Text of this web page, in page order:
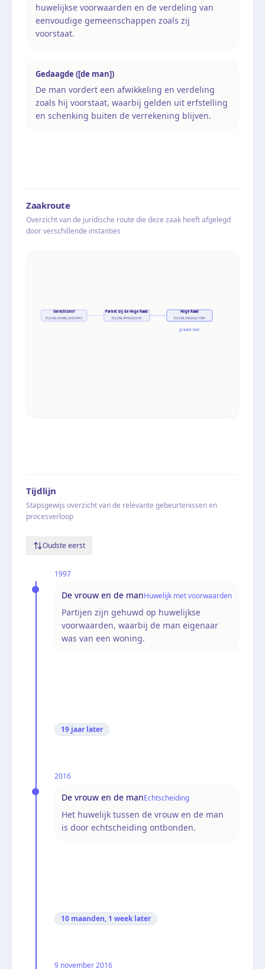
huwelijkse voorwaarden en de verdeling van
eenvoudige gemeenschappen zoals zij
voorstaat.
Gedaagde ([de man])
De man vordert een afwikkeling en verdeling
zoals hij voorstaat, waarbij gelden uit erfstelling
en schenking buiten de verrekening blijven.
Zaakroute
Overzicht van de juridische route die deze zaak heeft afgelegd
door verschillende instanties
Gerechtshof
ECLI:NL:GHARL:2020:9451
Parket bij de Hoge Raad
ECLI:NL:PHR:2022:34
Hoge Raad
ECLI:NL:HR:2022:1389
Je bent hier
Tijdlijn
Stapsgewijs overzicht van de relevante gebeurtenissen en
procesverloop
Oudste eerst
1997
De vrouw en de manHuwelijk met voorwaarden
Partijen zijn gehuwd op huwelijkse
voorwaarden, waarbij de man eigenaar
was van een woning.
19 jaar later
2016
De vrouw en de manEchtscheiding
Het huwelijk tussen de vrouw en de man
is door echtscheiding ontbonden.
10 maanden, 1 week later
9 november 2016